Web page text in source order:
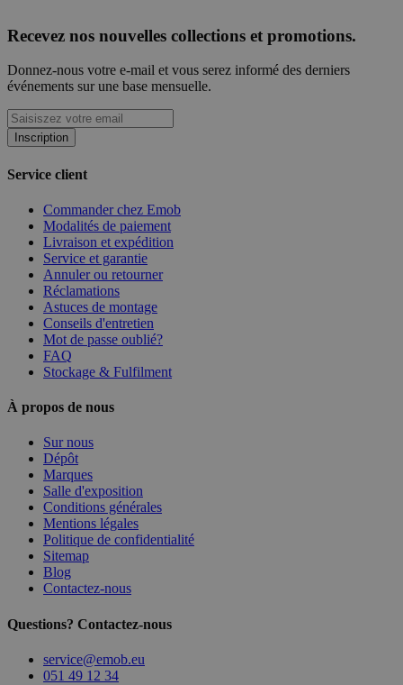
Recevez nos nouvelles collections et promotions.
Donnez-nous votre e-mail et vous serez informé des derniers
événements sur une base mensuelle.
Inscription
Service client
Commander chez Emob
Modalités de paiement
Livraison et expédition
Service et garantie
Annuler ou retourner
Réclamations
Astuces de montage
Conseils d'entretien
Mot de passe oublié?
FAQ
Stockage & Fulfilment
À propos de nous
Sur nous
Dépôt
Marques
Salle d'exposition
Conditions générales
Mentions légales
Politique de confidentialité
Sitemap
Blog
Contactez-nous
Questions? Contactez-nous
service@emob.eu
051 49 12 34